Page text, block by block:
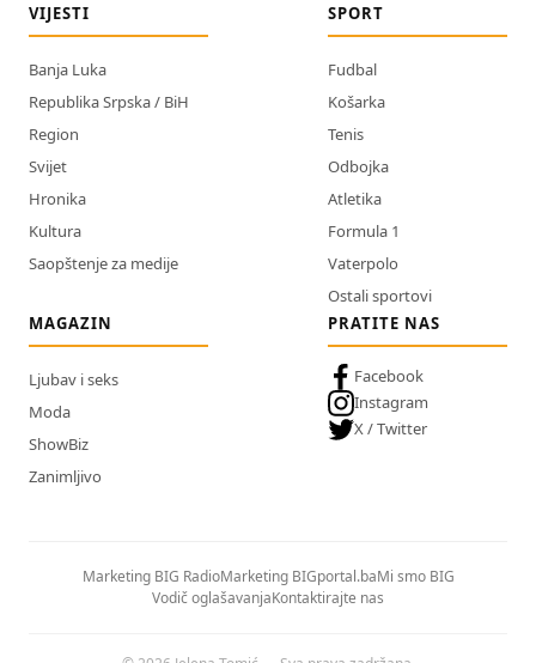
VIJESTI
Banja Luka
Republika Srpska / BiH
Region
Svijet
Hronika
Kultura
Saopštenje za medije
SPORT
Fudbal
Košarka
Tenis
Odbojka
Atletika
Formula 1
Vaterpolo
Ostali sportovi
MAGAZIN
Ljubav i seks
Moda
ShowBiz
Zanimljivo
PRATITE NAS
Facebook
Instagram
X / Twitter
Marketing BIG RadioMarketing BIGportal.baMi smo BIG
Vodič oglašavanjaKontaktirajte nas